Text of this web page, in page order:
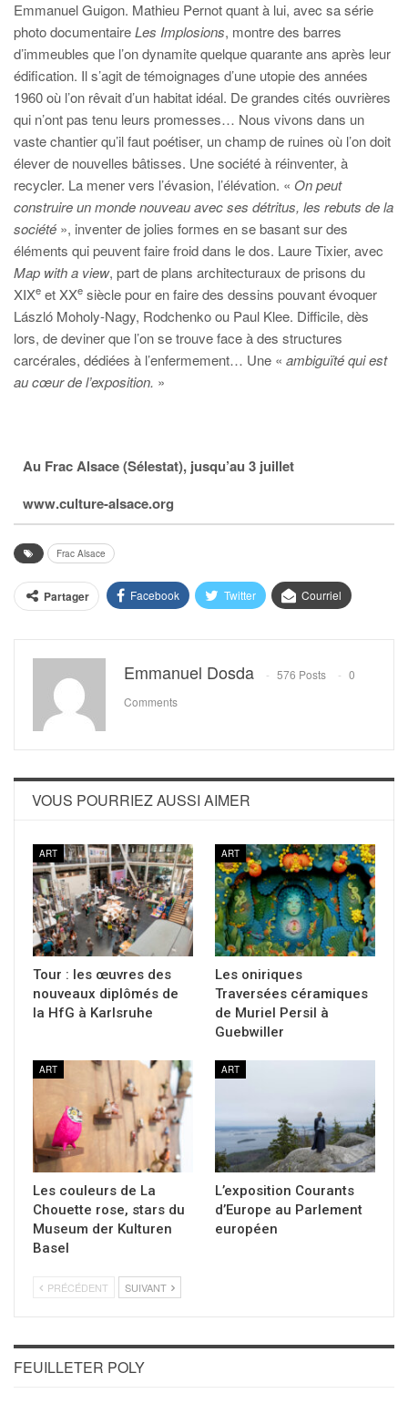
Emmanuel Guigon. Mathieu Pernot quant à lui, avec sa série
photo documentaireLes Implosions, montre des barres
d’immeubles que l’on dynamite quelque quarante ans après leur
édification. Il s’agit de témoignages d’une utopie des années
1960 où l’on rêvait d’un habitat idéal. De grandes cités ouvrières
qui n’ont pas tenu leurs promesses… Nous vivons dans un
vaste chantier qu’il faut poétiser, un champ de ruines où l’on doit
élever de nouvelles bâtisses. Une société à réinventer, à
recycler. La mener vers l’évasion, l’élévation. « On peut
construire un monde nouveau avec ses détritus, les rebuts de la
société », inventer de jolies formes en se basant sur des
éléments qui peuvent faire froid dans le dos. Laure Tixier, avec
Map with a view, part de plans architecturaux de prisons du
XIXe et XXe siècle pour en faire des dessins pouvant évoquer
László Moholy-Nagy, Rodchenko ou Paul Klee. Difficile, dès
lors, de deviner que l’on se trouve face à des structures
carcérales, dédiées à l’enfermement… Une « ambiguïté qui est
au cœur de l’exposition. »
Au Frac Alsace (Sélestat), jusqu’au 3 juillet
www.culture-alsace.org
Frac Alsace
Partager Facebook Twitter Courriel
Emmanuel Dosda 576 Posts
0
Comments
VOUS POURRIEZ AUSSI AIMER
ART
Tour : les œuvres des
nouveaux diplômés de
la HfG à Karlsruhe
ART
Les oniriques
Traversées céramiques
de Muriel Persil à
Guebwiller
ART
Les couleurs de La
Chouette rose, stars du
Museum der Kulturen
Basel
ART
L’exposition Courants
d’Europe au Parlement
européen
PRÉCÉDENT SUIVANT
FEUILLETER POLY